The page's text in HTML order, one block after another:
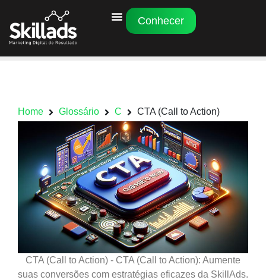
Conhecer
Home Glossário C CTA (Call to Action)
CTA (Call to Action) - CTA (Call to Action): Aumente
suas conversões com estratégias eficazes da SkillAds.